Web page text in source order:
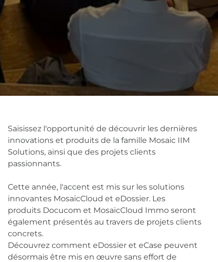
Saisissez l'opportunité de découvrir les dernières
innovations et produits de la famille Mosaic IIM
Solutions, ainsi que des projets clients
passionnants.
Cette année, l'accent est mis sur les solutions
innovantes MosaicCloud et eDossier. Les
produits Docucom et MosaicCloud Immo seront
également présentés au travers de projets clients
concrets.
Découvrez comment eDossier et eCase peuvent
désormais être mis en œuvre sans effort de